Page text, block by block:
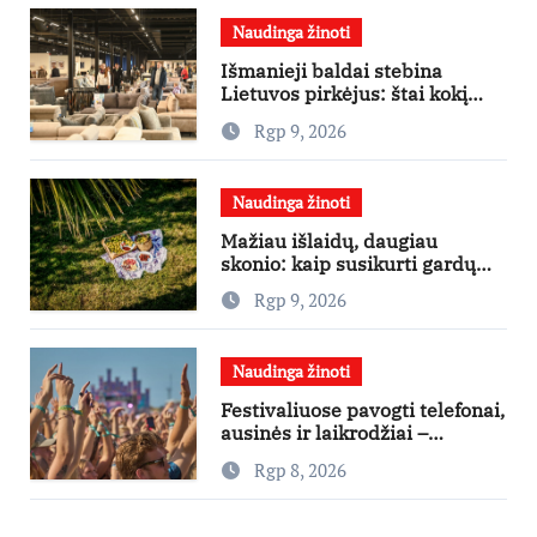
Naudinga žinoti
Išmanieji baldai stebina
Lietuvos pirkėjus: štai kokį
išgraibsto pirmiausia
Rgp 9, 2026
Naudinga žinoti
Mažiau išlaidų, daugiau
skonio: kaip susikurti gardų
pikniką iš vos kelių produktų
Rgp 9, 2026
Naudinga žinoti
Festivaliuose pavogti telefonai,
ausinės ir laikrodžiai –
ekspertai primena apie
didžiausias finansines rizikas
Rgp 8, 2026